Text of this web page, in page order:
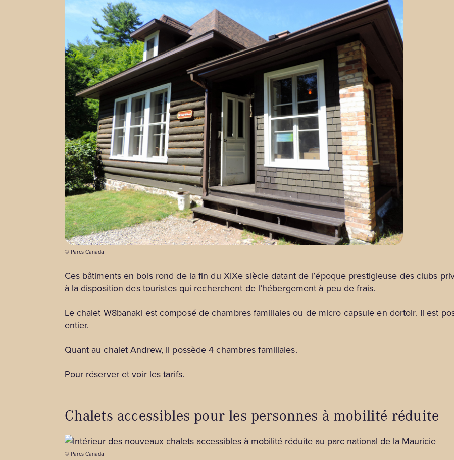
© Parcs Canada
Ces bâtiments en bois rond de la fin du XIXe siècle datant de l’époque prestigieuse des clubs
à la disposition des touristes qui recherchent de l’hébergement à peu de frais.
Le chalet W8banaki est composé de chambres familiales ou de micro capsule en dortoir. Il est
entier.
Quant au chalet Andrew, il possède 4 chambres familiales.
Pour réserver et voir les tarifs.
Chalets accessibles pour les personnes à mobilité réduite
© Parcs Canada